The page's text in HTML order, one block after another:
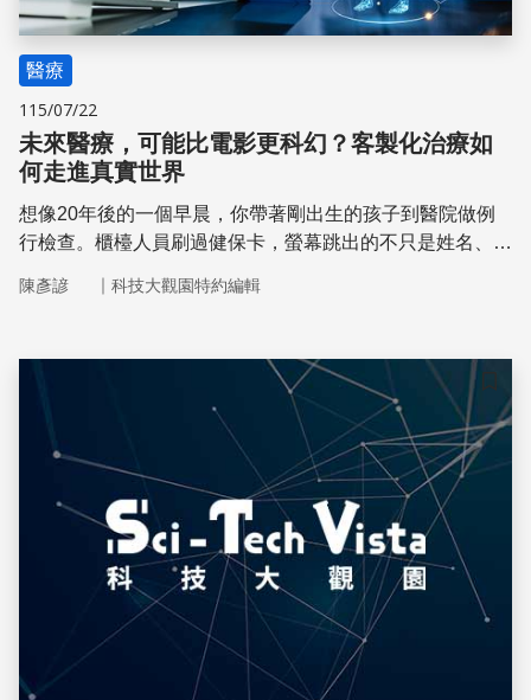
醫療
115/07/22
未來醫療，可能比電影更科幻？客製化治療如
何走進真實世界
想像20年後的一個早晨，你帶著剛出生的孩子到醫院做例
行檢查。櫃檯人員刷過健保卡，螢幕跳出的不只是姓名、年
資訊。
陳彥諺 ｜ 科技大觀園特約編輯
儲存